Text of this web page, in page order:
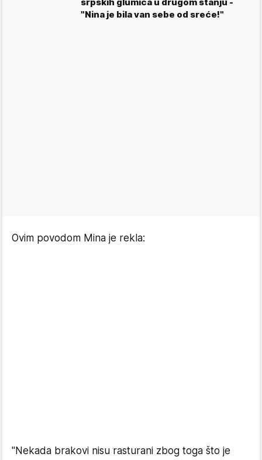
"Nina je bila van sebe od sreće!"
Ovim povodom Mina je rekla:
"Nekada brakovi nisu rasturani zbog toga što je